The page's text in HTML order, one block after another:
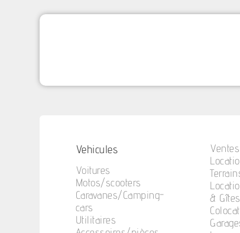
Vehicules
Voitures
Motos/scooters
Caravanes/Camping-
cars
Utilitaires
& Gîtes